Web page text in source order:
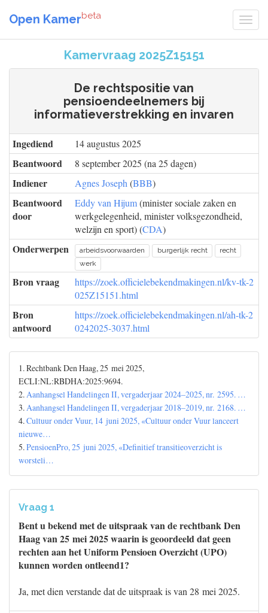
Open Kamerbeta
Kamervraag 2025Z15151
De rechtspositie van
pensioendeelnemers bij
informatieverstrekking en invaren
Ingediend 14 augustus 2025
Beantwoord 8 september 2025 (na 25 dagen)
Indiener Agnes Joseph (BBB)
Beantwoord
door
Eddy van Hijum(minister sociale zaken en
werkgelegenheid, minister volksgezondheid,
welzijn en sport) (CDA)
Onderwerpen arbeidsvoorwaarden burgerlijk recht
recht
werk
Bron vraag
https://zoek.officielebekendmakingen.nl/kv-tk-2
025Z15151.html
Bron
antwoord
https://zoek.officielebekendmakingen.nl/ah-tk-2
0242025-3037.html
1. Rechtbank Den Haag, 25 mei 2025,
ECLI:NL:RBDHA:2025:9694.
2.Aanhangsel Handelingen II, vergaderjaar 2024–2025, nr. 2595. …
3.Aanhangsel Handelingen II, vergaderjaar 2018–2019, nr. 2168. …
4.Cultuur onder Vuur, 14 juni 2025, «Cultuur onder Vuur lanceert
nieuwe…
5.PensioenPro, 25 juni 2025, «Definitief transitieoverzicht is
worsteli…
Vraag 1
Bent u bekend met de uitspraak van de rechtbank Den
Haag van 25 mei 2025 waarin is geoordeeld dat geen
rechten aan het Uniform Pensioen Overzicht (UPO)
kunnen worden ontleend1?
Ja, met dien verstande dat de uitspraak is van 28 mei 2025.